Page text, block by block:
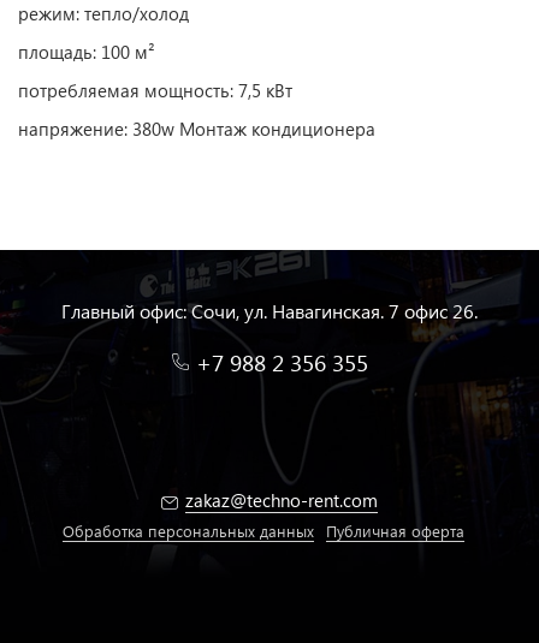
режим: тепло/холод
площадь: 100 м²
потребляемая мощность: 7,5 кВт
напряжение: 380w Монтаж кондиционера
Главный офис: Сочи, ул. Навагинская. 7 офис 26.
+7 988 2 356 355
zakaz@techno-rent.com
Обработка персональных данных Публичная оферта